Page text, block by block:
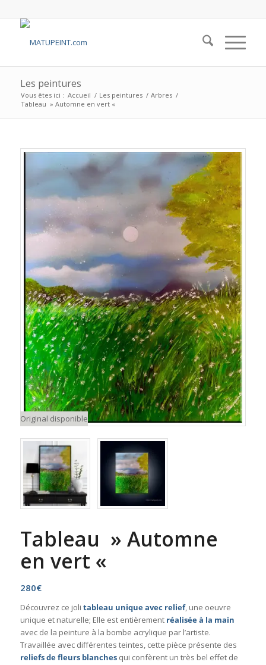
Les peintures
Vous êtes ici : Accueil / Les peintures / Arbres /
Tableau » Automne en vert «
Original disponible
Tableau » Automne
en vert «
280€
Découvrez ce joli tableau unique avec relief, une oeuvre
unique et naturelle; Elle est entièrement réalisée à la main
avec de la peinture à la bombe acrylique par l’artiste.
Travaillée avec différentes teintes, cette pièce présente des
reliefs de fleurs blanchesqui confèrent un très bel effet de